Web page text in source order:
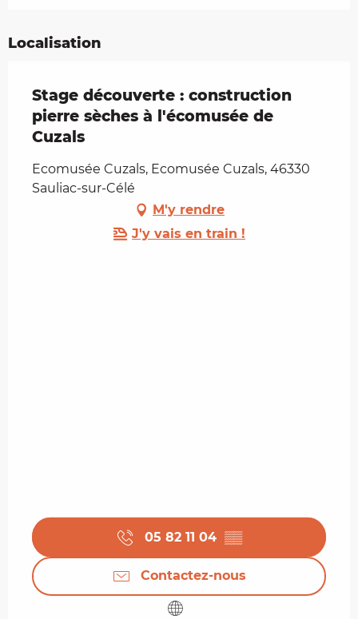
Localisation
Stage découverte : construction
pierre sèches à l'écomusée de
Cuzals
Ecomusée Cuzals, Ecomusée Cuzals, 46330
Sauliac-sur-Célé
M'y rendre
J'y vais en train !
05 82 11 04 ▒▒
Contactez-nous